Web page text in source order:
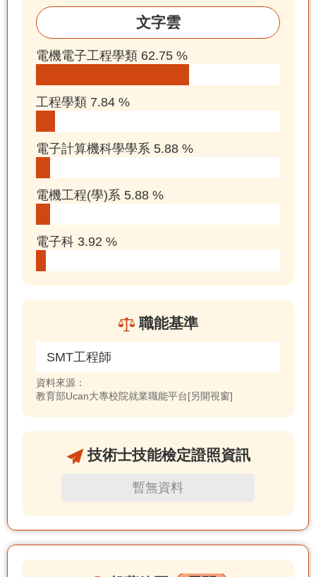
文字雲
電機電子工程學類 62.75 %
工程學類 7.84 %
電子計算機科學學系 5.88 %
電機工程(學)系 5.88 %
電子科 3.92 %
職能基準
SMT工程師
資料來源：
教育部Ucan大專校院就業職能平台[另開視窗]
技術士技能檢定證照資訊
暫無資料